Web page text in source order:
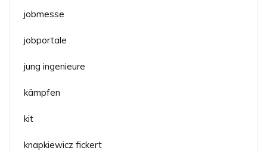
jobmesse
jobportale
jung ingenieure
kämpfen
kit
knapkiewicz fickert